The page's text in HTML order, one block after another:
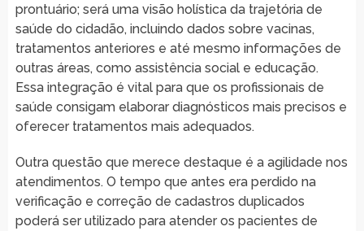
prontuário; será uma visão holística da trajetória de
saúde do cidadão, incluindo dados sobre vacinas,
tratamentos anteriores e até mesmo informações de
outras áreas, como assistência social e educação.
Essa integração é vital para que os profissionais de
saúde consigam elaborar diagnósticos mais precisos e
oferecer tratamentos mais adequados.
Outra questão que merece destaque é a agilidade nos
atendimentos. O tempo que antes era perdido na
verificação e correção de cadastros duplicados
poderá ser utilizado para atender os pacientes de